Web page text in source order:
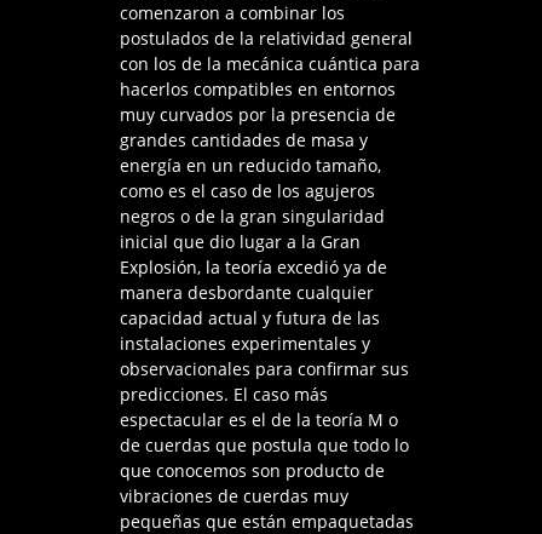
comenzaron a combinar los
postulados de la relatividad general
con los de la mecánica cuántica para
hacerlos compatibles en entornos
muy curvados por la presencia de
grandes cantidades de masa y
energía en un reducido tamaño,
como es el caso de los agujeros
negros o de la gran singularidad
inicial que dio lugar a la Gran
Explosión, la teoría excedió ya de
manera desbordante cualquier
capacidad actual y futura de las
instalaciones experimentales y
observacionales para confirmar sus
predicciones. El caso más
espectacular es el de la teoría M o
de cuerdas que postula que todo lo
que conocemos son producto de
vibraciones de cuerdas muy
pequeñas que están empaquetadas